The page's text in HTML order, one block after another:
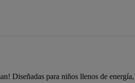
Diseñadas para niños llenos de